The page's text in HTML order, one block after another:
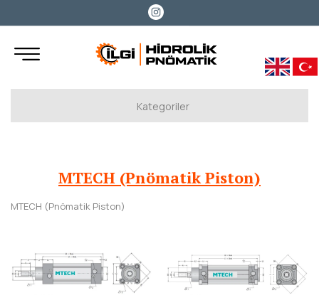
Kategoriler
MTECH (Pnömatik Piston)
MTECH (Pnömatik Piston)